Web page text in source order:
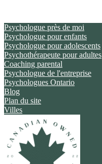
Psychologue près de moi
Psychologue pour enfants
Psychologue pour adolescents
Psychothérapeute pour adultes
Coaching parental
Psychologue de l'entreprise
Psychologues Ontario
Blog
Plan du site
Villes